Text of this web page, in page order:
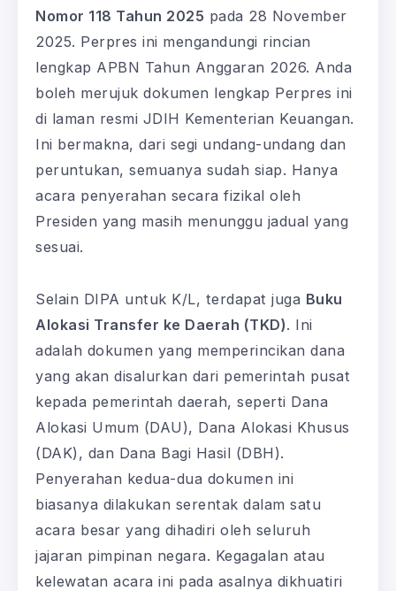
Nomor 118 Tahun 2025 pada 28 November
2025. Perpres ini mengandungi rincian
lengkap APBN Tahun Anggaran 2026. Anda
boleh merujuk dokumen lengkap Perpres ini
di laman resmi JDIH Kementerian Keuangan.
Ini bermakna, dari segi undang-undang dan
peruntukan, semuanya sudah siap. Hanya
acara penyerahan secara fizikal oleh
Presiden yang masih menunggu jadual yang
sesuai.
Selain DIPA untuk K/L, terdapat juga Buku
Alokasi Transfer ke Daerah (TKD). Ini
adalah dokumen yang memperincikan dana
yang akan disalurkan dari pemerintah pusat
kepada pemerintah daerah, seperti Dana
Alokasi Umum (DAU), Dana Alokasi Khusus
(DAK), dan Dana Bagi Hasil (DBH).
Penyerahan kedua-dua dokumen ini
biasanya dilakukan serentak dalam satu
acara besar yang dihadiri oleh seluruh
jajaran pimpinan negara. Kegagalan atau
kelewatan acara ini pada asalnya dikhuatiri